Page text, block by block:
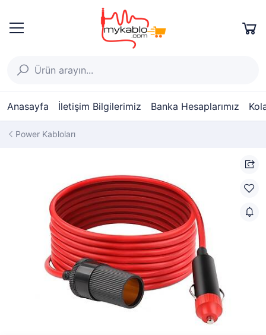
Anasayfa İletişim Bilgilerimiz Banka Hesaplarımız
Power Kabloları